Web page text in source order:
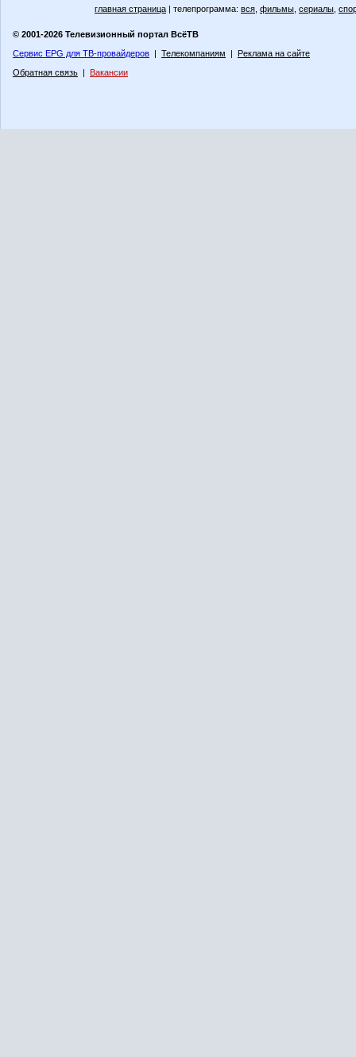
главная страница | телепрограмма: вся фильмы сериалы
© 2001-2026 Телевизионный портал ВсёТВ
Сервис EPG для ТВ-провайдеров | Телекомпаниям | Реклама на сайте
Обратная связь | Вакансии